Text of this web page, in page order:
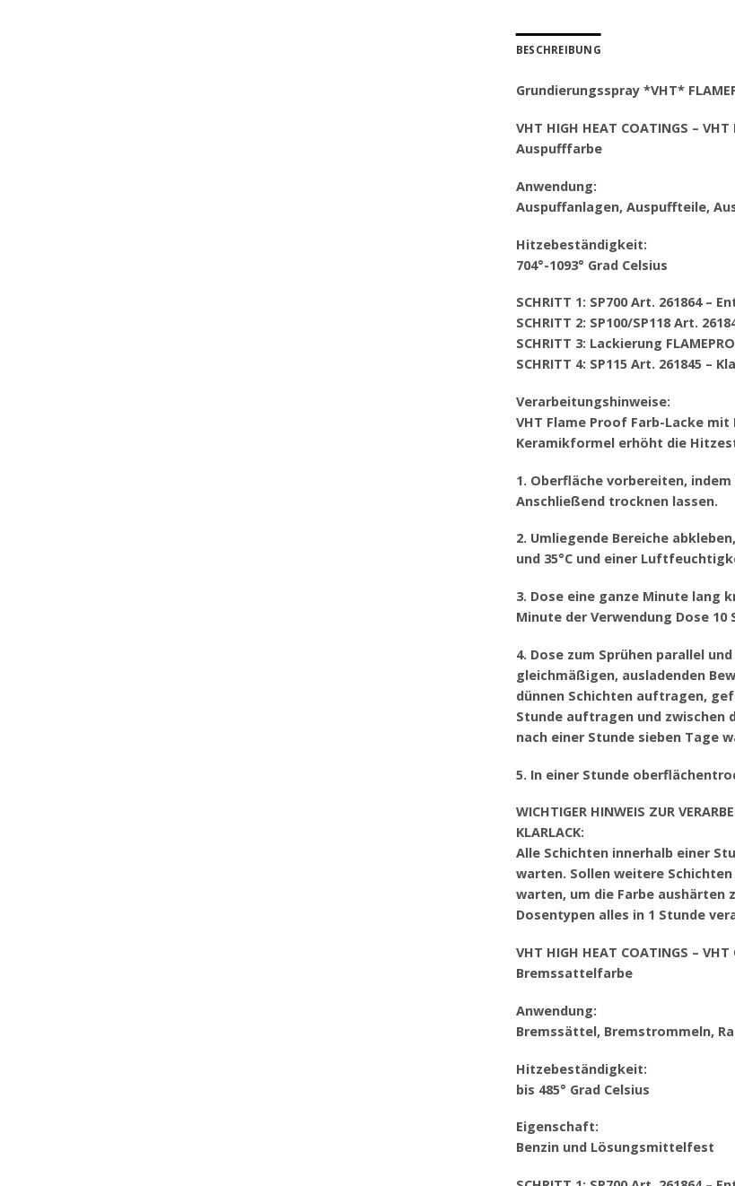
BESCHREIBUNG
Grundierungsspray *VHT*
VHT HIGH HEAT COATINGS – VHT
Auspufffarbe
Anwendung:
Auspuffanlagen, Auspuffteile,
Hitzebeständigkeit:
704°-1093° Grad Celsius
SCHRITT 1: SP700 Art. 261864 –
SCHRITT 2: SP100/SP118 Art.
SCHRITT 3: Lackierung
SCHRITT 4: SP115 Art. 261845 –
Verarbeitungshinweise:
VHT Flame Proof Farb-Lacke
Keramikformel erhöht die
1. Oberfläche vorbereiten,
Anschließend trocknen lassen.
2. Umliegende Bereiche
und 35°C und einer
3. Dose eine ganze Minute lang
Minute der Verwendung Dose
4. Dose zum Sprühen parallel
gleichmäßigen, ausladenden
dünnen Schichten auftragen,
Stunde auftragen und zwischen
nach einer Stunde sieben Tage
5. In einer Stunde
WICHTIGER HINWEIS ZUR
KLARLACK:
Alle Schichten innerhalb einer
warten. Sollen weitere
warten, um die Farbe aushärten
Dosentypen alles in 1 Stunde
VHT HIGH HEAT COATINGS – VHT
Bremssattelfarbe
Anwendung:
Bremssättel, Bremstrommeln,
Hitzebeständigkeit:
bis 485° Grad Celsius
Eigenschaft:
Benzin und Lösungsmittelfest